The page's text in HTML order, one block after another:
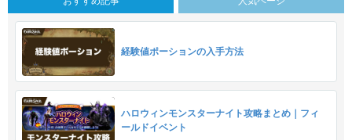
経験値ポーションの入手方法
ハロウィンモンスターナイト攻略まとめ｜フィ
ールドイベント